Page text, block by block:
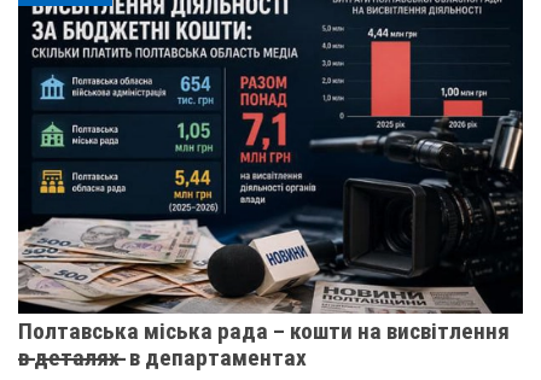
Полтавська міська рада – кошти на висвітлення
в̶ ̶д̶е̶т̶а̶л̶я̶х̶ ̶ в департаментах